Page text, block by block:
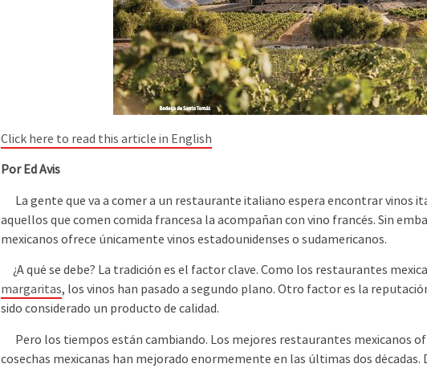
Click here to read this article in English
Por Ed Avis
La gente que va a comer a un restaurante italiano espera encontrar vinos
aquellos que comen comida francesa la acompañan con vino francés. Sin
mexicanos ofrece únicamente vinos estadounidenses o sudamericanos.
¿A qué se debe? La tradición es el factor clave. Como los restaurantes
margaritas, los vinos han pasado a segundo plano. Otro factor es la
sido considerado un producto de calidad.
Pero los tiempos están cambiando. Los mejores restaurantes mexicanos
cosechas mexicanas han mejorado enormemente en las últimas dos décadas.